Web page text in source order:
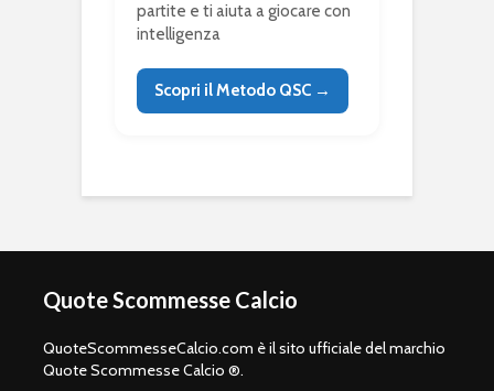
partite e ti aiuta a giocare con
intelligenza
Scopri il Metodo QSC →
Quote Scommesse Calcio
QuoteScommesseCalcio.com è il sito ufficiale del marchio
Quote Scommesse Calcio ®.